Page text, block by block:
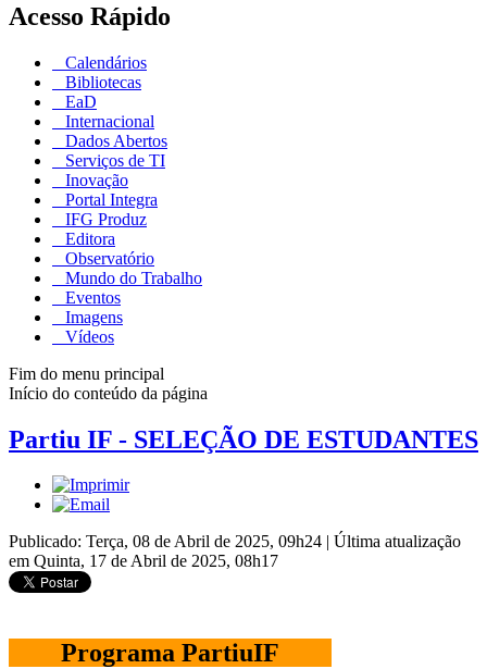
Acesso Rápido
Calendários
Bibliotecas
EaD
Internacional
Dados Abertos
Serviços de TI
Inovação
Portal Integra
IFG Produz
Editora
Observatório
Mundo do Trabalho
Eventos
Imagens
Vídeos
Fim do menu principal
Início do conteúdo da página
Partiu IF - SELEÇÃO DE ESTUDANTES
Publicado: Terça, 08 de Abril de 2025, 09h24 | Última atualização
em Quinta, 17 de Abril de 2025, 08h17
Programa PartiuIF